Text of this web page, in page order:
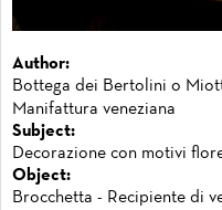
Author:
Bottega dei Bertolini o
Manifattura veneziana
Subject:
Decorazione con motivi
Object:
Brocchetta - Recipiente di